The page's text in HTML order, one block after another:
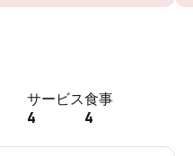
サービス
4
食事
4